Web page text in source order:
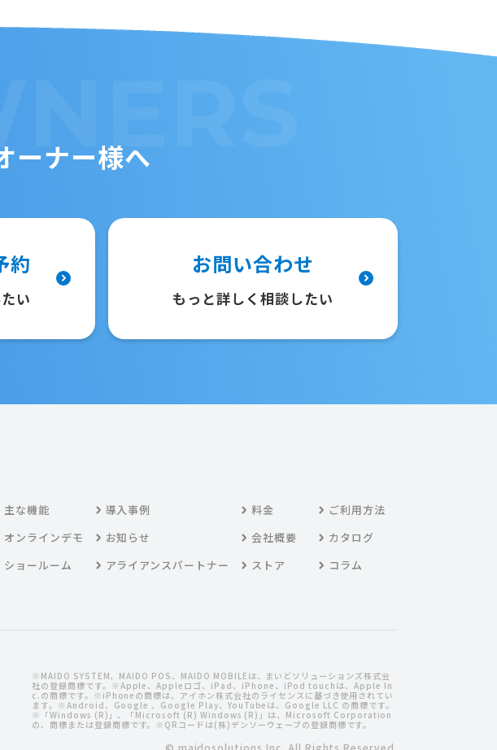
ーナー様へ
約
い
お問い合わせ
もっと詳しく相談したい
主な機能 導入事例 料金
ご利用方法
オンラインデモ お知らせ 会社概要
カタログ
ショールーム アライアンスパートナー ストア コラム
※MAIDO SYSTEM、MAIDO POS、MAIDO MOBILEは、まいどソリューションズ株式会
社の登録商標です。※Apple、Appleロゴ、iPad、iPhone、iPod touchは、Apple In
c.の商標です。※iPhoneの商標は、アイホン株式会社のライセンスに基づき使用されてい
ます。※Android、Google 、Google Play、YouTubeは、Google LLC の商標です。
※「Windows (R)」、「Microsoft (R) Windows (R)」は、Microsoft Corporation
の、商標または登録商標です。※QRコードは(株)デンソーウェーブの登録商標です。
© maidosolutions Inc. All Rights Reserved.